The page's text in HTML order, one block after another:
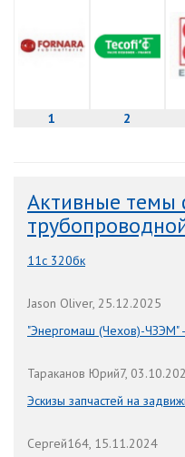
1 2
Активные темы
11с 320бк
Jason Oliver, 25.12.2025
"Энергомаш (Чехов)-ЧЗЭМ"
Тараканов Юрий7,
Эскизы запчастей на
Сергей164, 15.11.2024